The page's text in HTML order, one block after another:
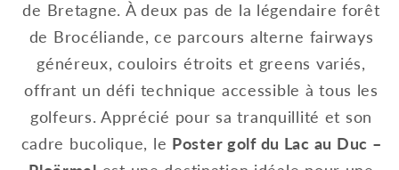
de Bretagne. À deux pas de la légendaire forêt
de Brocéliande, ce parcours alterne fairways
généreux, couloirs étroits et greens variés,
offrant un défi technique accessible à tous les
golfeurs. Apprécié pour sa tranquillité et son
cadre bucolique, le Poster golf du Lac au Duc –